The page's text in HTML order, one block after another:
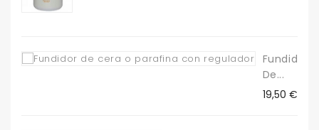
Fundidor
De...
Precio
19,50 €